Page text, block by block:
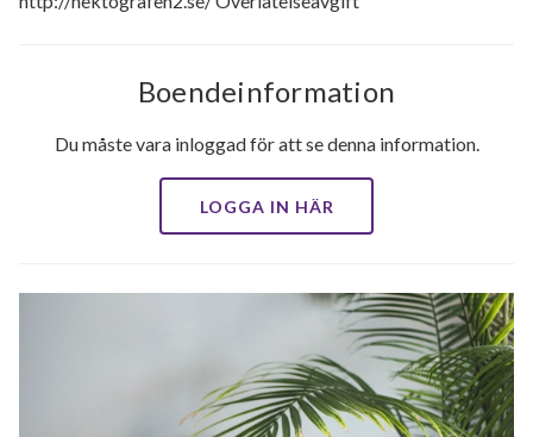
Boendeinformation
Du måste vara inloggad för att se denna information.
LOGGA IN HÄR